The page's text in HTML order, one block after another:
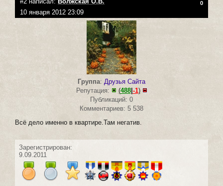
0
10 января 2012 23:09
Группа: Друзья Сайта
Репутация:
(488|-1)
Публикаций: 0
Комментариев: 5 538
Всё дело именно в квартире.Там негатив.
Зарегистрирован:
9.09.2011